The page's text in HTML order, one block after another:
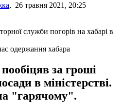
, 26 травня 2021, 20:25
одержання хабара
за гроші
в міністерстві.
"гарячому".